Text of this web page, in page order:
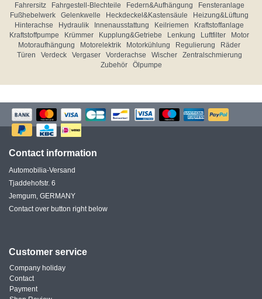
Fahrersitz
Fahrgestell-Blechteile Federn&Aufhängung
Fensteranlage
Fußhebelwerk
Gelenkwelle Heckdeckel&Kastensäule
Heizung&Lüftung
Hinterachse
Hydraulik Innenausstattung Keilriemen
Kraftstoffanlage
Kraftstoffpumpe
Krümmer Kupplung&Getriebe Lenkung Luftfilter
Motor
Motoraufhängung
Motorelektrik Motorkühlung Regulierung
Räder
Türen
Verdeck Vergaser Vorderachse Wischer
Zentralschmierung
Zubehör
Ölpumpe
Contact information
Automobilia-Versand
Tjaddehofstr. 6
Jemgum, GERMANY
Contact over button right below
Customer service
Company holiday
Contact
Payment